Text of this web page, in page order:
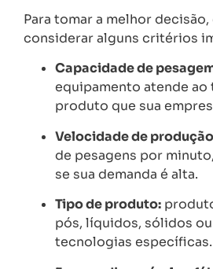
Para tomar a melhor
considerar alguns critérios
Capacidade de
equipamento atende ao
produto que sua
Velocidade de
de pesagens por
se sua demanda é alta.
Tipo de produto:
pós, líquidos, sólidos
tecnologias específicas.